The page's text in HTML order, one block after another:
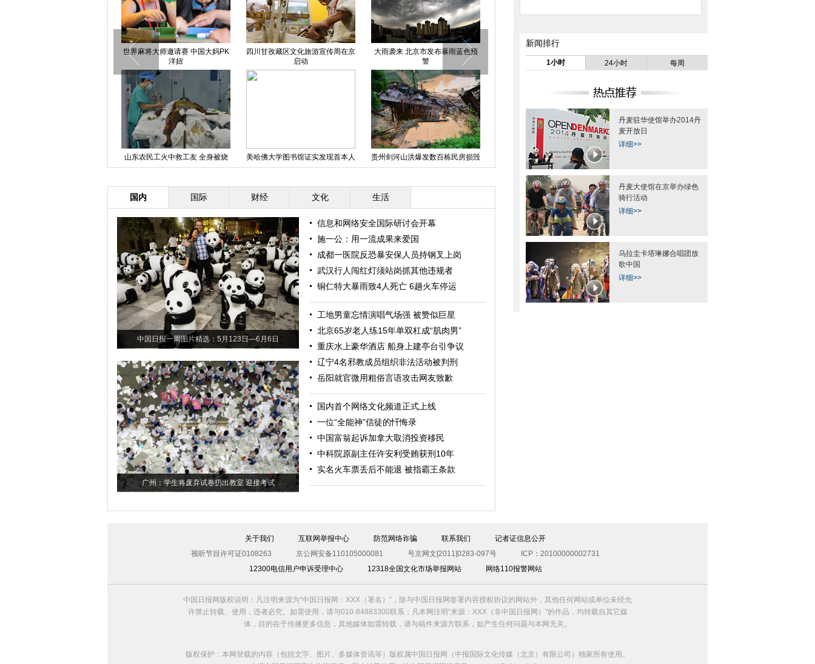
世界麻将大师邀请赛 中国大妈PK
洋妞
四川甘孜藏区文化旅游宣传周在京
启动
大雨袭来 北京市发布暴雨蓝色预
警
山东农民工火中救工友 全身被烧
伤99%
美哈佛大学图书馆证实发现首本人
皮书 皮肤来自女人背部
贵州剑河山洪爆发数百栋民房损毁
组团“看货”
千万劳斯莱斯(图)
福州道路塌陷犹如“天坑”
国内 国际 财经 文化 生活
中国日报一周图片精选：5月123日—6月6日
广州：学生将废弃试卷扔出教室 迎接考试
信息和网络安全国际研讨会开幕
施一公：用一流成果来爱国
成都一医院反恐暴安保人员持钢叉上岗
武汉行人闯红灯须站岗抓其他违规者
铜仁特大暴雨致4人死亡 6趟火车停运
工地男童忘情演唱气场强 被赞似巨星
北京65岁老人练15年单双杠成“肌肉男”
重庆水上豪华酒店 船身上建亭台引争议
辽宁4名邪教成员组织非法活动被判刑
岳阳就官微用粗俗言语攻击网友致歉
国内首个网络文化频道正式上线
一位“全能神”信徒的忏悔录
中国富翁起诉加拿大取消投资移民
中科院原副主任许安利受贿获刑10年
实名火车票丢后不能退 被指霸王条款
新闻排行
1小时 24小时 每周
丹麦驻华使馆举办2014丹
麦开放日
详细>>
丹麦大使馆在京举办绿色
骑行活动
详细>>
乌拉圭卡塔琳娜合唱团放
歌中国
详细>>
关于我们 互联网举报中心 防范网络诈骗 联系我们
记者证信息公开
视听节目许可证0108263
京公网安备110105000081 号京网文[2011]0283-097号
ICP：20100000002731
12300电信用户申诉受理中心
12318全国文化市场举报网站 网络110报警网站
中国日报网版权说明：凡注明来源为“中国日报网：XXX（署名）”，除与中国日报网签署内容授权协议的网站外，其他任何网站或单位未经允
许禁止转载、使用，违者必究。如需使用，请与010-84883300联系；凡本网注明“来源：XXX（非中国日报网）”的作品，均转载自其它媒
体，目的在于传播更多信息，其他媒体如需转载，请与稿件来源方联系，如产生任何问题与本网无关。
版权保护：本网登载的内容（包括文字、图片、多媒体资讯等）版权属中国日报网（中报国际文化传媒（北京）有限公司）独家所有使用。